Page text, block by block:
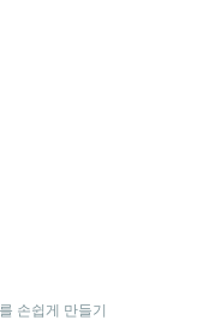
손쉽게 만들기